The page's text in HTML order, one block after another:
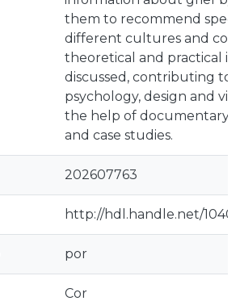
them to recommend
different cultures and
theoretical and practical
discussed, contributing to
psychology, design and
the help of documentary
and case studies.
202607763
http://hdl.handle.net/
por
Cor